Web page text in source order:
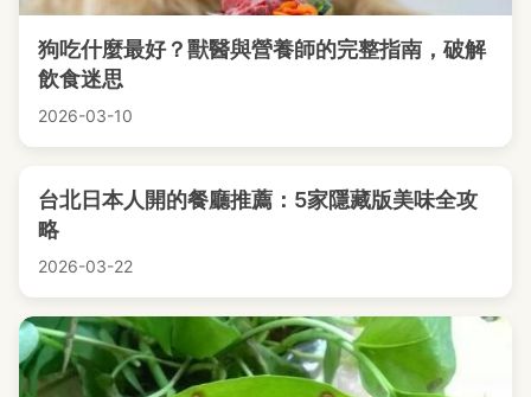
狗吃什麼最好？獸醫與營養師的完整指南，破解
飲食迷思
2026-03-10
台北日本人開的餐廳推薦：5家隱藏版美味全攻
略
2026-03-22